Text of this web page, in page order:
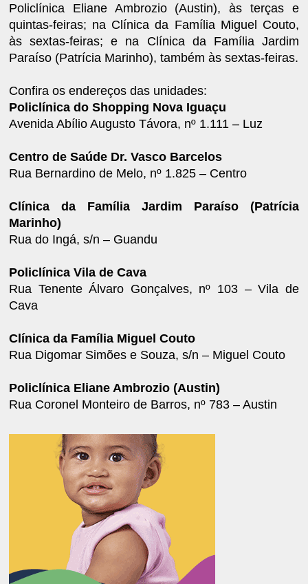
Policlínica Eliane Ambrozio (Austin), às terças e
quintas-feiras; na Clínica da Família Miguel Couto,
às sextas-feiras; e na Clínica da Família Jardim
Paraíso (Patrícia Marinho), também às sextas-feiras.
Confira os endereços das unidades:
Policlínica do Shopping Nova Iguaçu
Avenida Abílio Augusto Távora, nº 1.111 – Luz
Centro de Saúde Dr. Vasco Barcelos
Rua Bernardino de Melo, nº 1.825 – Centro
Clínica da Família Jardim Paraíso (Patrícia
Marinho)
Rua do Ingá, s/n – Guandu
Policlínica Vila de Cava
Rua Tenente Álvaro Gonçalves, nº 103 – Vila de
Cava
Clínica da Família Miguel Couto
Rua Digomar Simões e Souza, s/n – Miguel Couto
Policlínica Eliane Ambrozio (Austin)
Rua Coronel Monteiro de Barros, nº 783 – Austin